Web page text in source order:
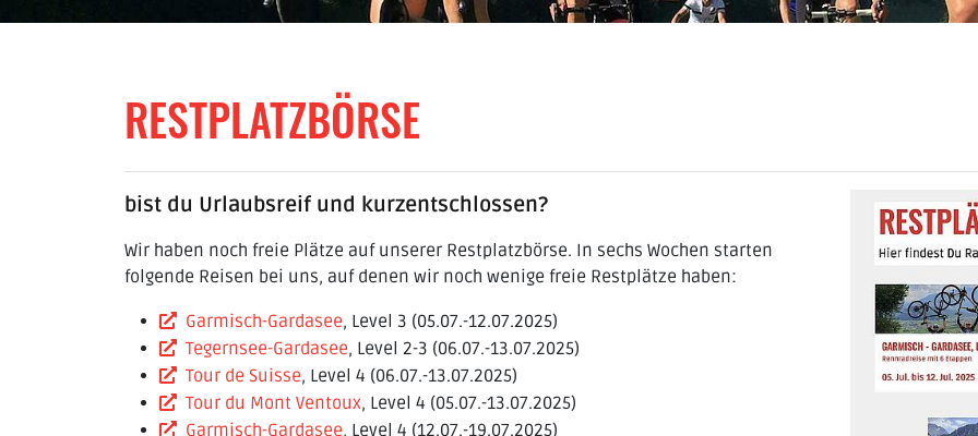
RESTPLATZBÖRSE
bist du Urlaubsreif und kurzentschlossen?
Wir haben noch freie Plätze auf unserer Restplatzbörse. In sechs Wochen starten
folgende Reisen bei uns, auf denen wir noch wenige freie Restplätze haben:
Garmisch-Gardasee, Level 3 (05.07.-12.07.2025)
Tegernsee-Gardasee, Level 2-3 (06.07.-13.07.2025)
Tour de Suisse, Level 4 (06.07.-13.07.2025)
Tour du Mont Ventoux, Level 4 (05.07.-13.07.2025)
Garmisch-Gardasee, Level 4 (12.07.-19.07.2025)